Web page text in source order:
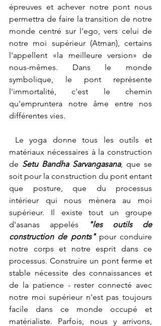
épreuves et achever notre pont nous
permettra de faire la transition de notre
monde centré sur l'ego, vers celui de
notre moi supérieur (Atman), certains
l'appellent «la meilleure version» de
nous-mêmes. Dans le monde
symbolique, le pont représente
l'immortalité, c'est le chemin
qu'empruntera notre âme entre nos
différentes vies.
Le yoga donne tous les outils et
matériaux nécessaires à la construction
de Setu Bandha Sarvangasana, que se
soit pour la construction du pont entant
que posture, que du processus
intérieur qui nous mènera au moi
supérieur. Il existe tout un groupe
d'asanas appelés
"les outils de
construction de ponts" pour conduire
notre corps et notre esprit dans ce
processus. Construire un pont ferme et
stable nécessite des connaissances et
de la patience - rester connecté avec
notre moi supérieur n'est pas toujours
facile dans ce monde occupé et
matérialiste. Parfois, nous y arrivons,